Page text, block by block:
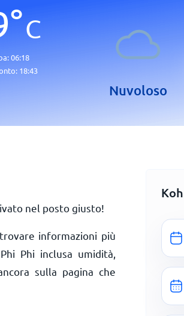
°C
06:18
18:43
Nuvoloso
nel posto giusto!
trovare informazioni più
Phi inclusa umidità,
sulla pagina che